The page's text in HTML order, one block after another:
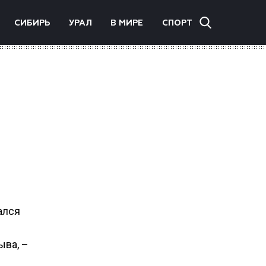
СИБИРЬ УРАЛ В МИРЕ СПОРТ
–